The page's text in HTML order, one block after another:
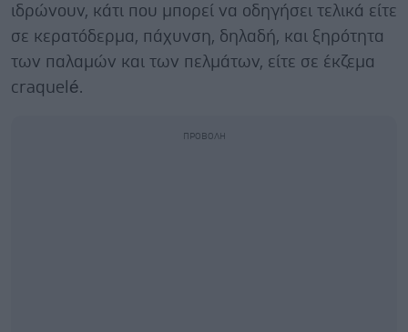
ιδρώνουν, κάτι που μπορεί να οδηγήσει τελικά είτε
σε κερατόδερμα, πάχυνση, δηλαδή, και ξηρότητα
των παλαμών και των πελμάτων, είτε σε έκζεμα
craquelé.